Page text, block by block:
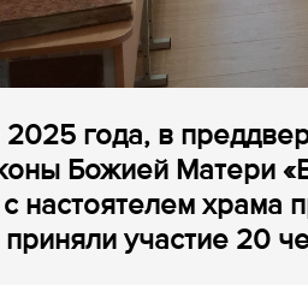
2025 года, в
Божией Матери
с настоятелем
участие 20